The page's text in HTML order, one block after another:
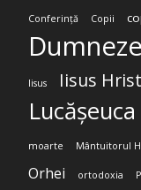
Conferință Copii
Iisus Iisus
Lucășeuca
moarte Mântuitorul
Orhei ortodoxia